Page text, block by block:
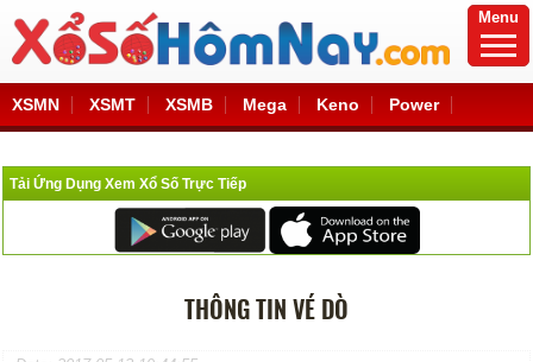
Menu
XSMN XSMT XSMB Mega Keno Power
Tải Ứng Dụng Xem Xổ Số Trực Tiếp
THÔNG TIN VÉ DÒ